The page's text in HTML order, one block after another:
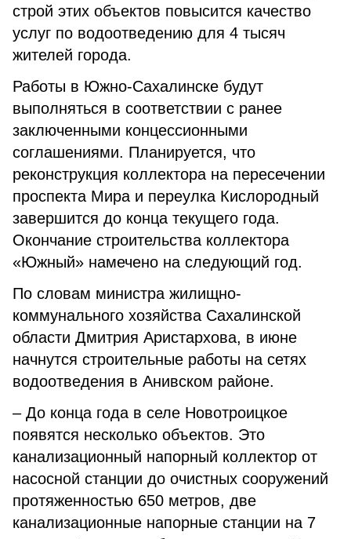
строй этих объектов повысится качество
услуг по водоотведению для 4 тысяч
жителей города.
Работы в Южно-Сахалинске будут
выполняться в соответствии с ранее
заключенными концессионными
соглашениями. Планируется, что
реконструкция коллектора на пересечении
проспекта Мира и переулка Кислородный
завершится до конца текущего года.
Окончание строительства коллектора
«Южный» намечено на следующий год.
По словам министра жилищно-
коммунального хозяйства Сахалинской
области Дмитрия Аристархова, в июне
начнутся строительные работы на сетях
водоотведения в Анивском районе.
– До конца года в селе Новотроицкое
появятся несколько объектов. Это
канализационный напорный коллектор от
насосной станции до очистных сооружений
протяженностью 650 метров, две
канализационные напорные станции на 7